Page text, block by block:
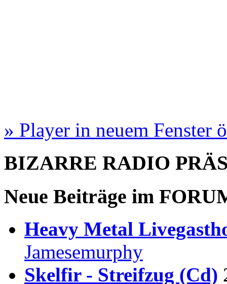
» Player in neuem Fenster
BIZARRE RADIO
Neue Beiträge im
Heavy Metal
Jamesemurphy
Skelfir - Streifzug (Cd)